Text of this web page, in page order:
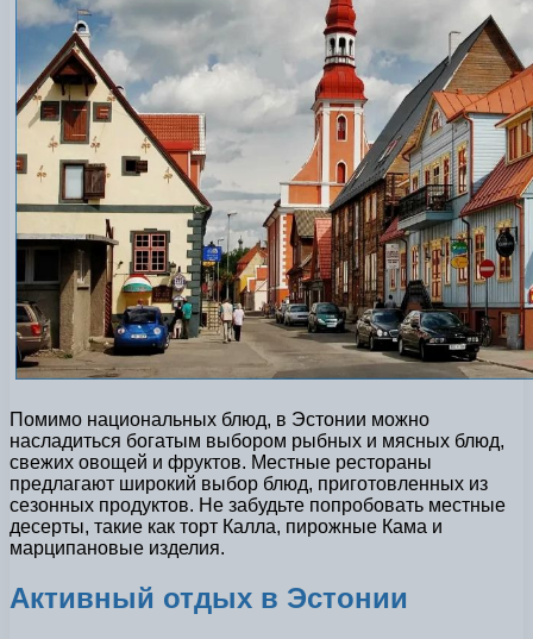
Помимо национальных блюд, в Эстонии можно
насладиться богатым выбором рыбных и мясных блюд,
свежих овощей и фруктов. Местные рестораны
предлагают широкий выбор блюд, приготовленных из
сезонных продуктов. Не забудьте попробовать местные
десерты, такие как торт Калла, пирожные Кама и
марципановые изделия.
Активный отдых в Эстонии